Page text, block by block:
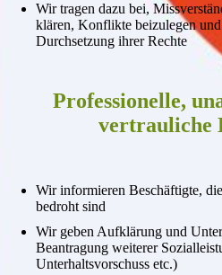
Wir tragen dazu bei,
klären, Konflikte beizulegen
Durchsetzung ihrer Rechte
Professionelle,
vertrauliche
Wir informieren Beschäftigte,
bedroht sind
Wir geben Aufklärung und
Beantragung weiterer
Unterhaltsvorschuss etc.)